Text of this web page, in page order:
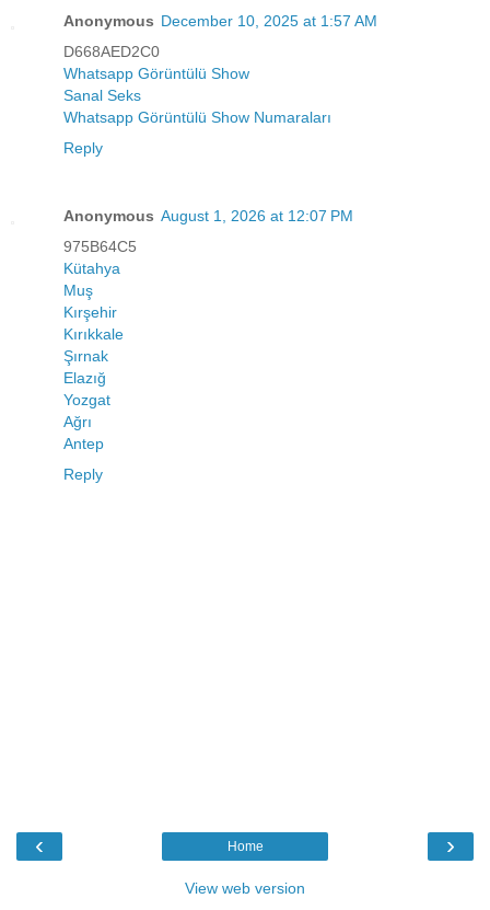
Anonymous December 10, 2025 at 1:57 AM
D668AED2C0
Whatsapp Görüntülü Show
Sanal Seks
Whatsapp Görüntülü Show Numaraları
Reply
Anonymous August 1, 2026 at 12:07 PM
975B64C5
Kütahya
Muş
Kırşehir
Kırıkkale
Şırnak
Elazığ
Yozgat
Ağrı
Antep
Reply
‹ ›
Home
View web version